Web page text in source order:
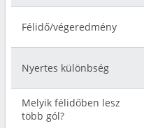
Félidő/végeredmény
Nyertes különbség
Melyik félidőben lesz
több gól?